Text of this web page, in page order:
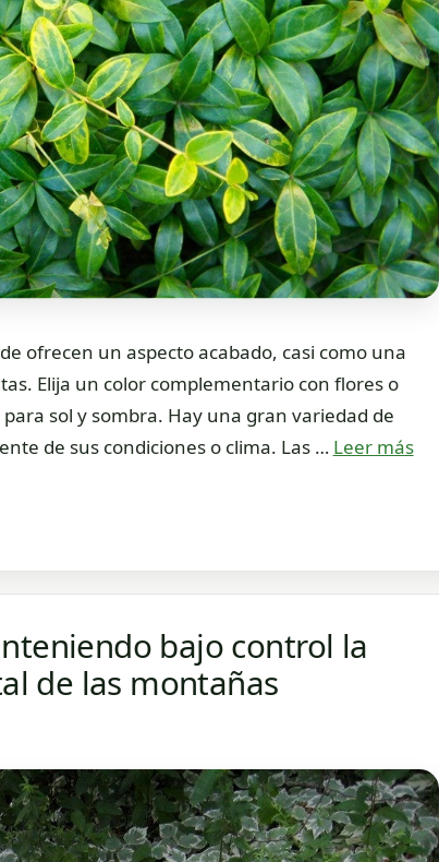
ofrecen un aspecto acabado, casi como una
Elija un color complementario con flores o
sol y sombra. Hay una gran variedad de
de sus condiciones o clima. Las … Leer más
bajo control la
de las montañas